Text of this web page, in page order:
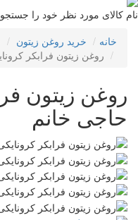
کالای مورد نظر خود را جستجو
خانه
خرید روغن زیتون
روغن زیتون فرابکر
روغن زیتون
حاجی خانم